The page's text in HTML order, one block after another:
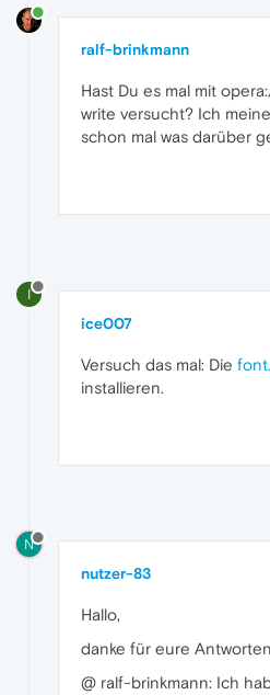
ralf-brinkmann
Hast Du es mal mit
write versucht? Ich
schon mal was darüber
I
ice007
Versuch das mal: Die
installieren.
N
nutzer-83
Hallo,
danke für eure
@ ralf-brinkmann: Ich